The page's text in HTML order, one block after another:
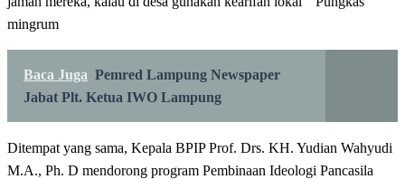
mingrum
Baca Juga Pemred Lampung Newspaper
Jabat Plt. Ketua IWO Lampung
Ditempat yang sama, Kepala BPIP Prof. Drs. KH. Yudian Wahyudi
M.A., Ph. D mendorong program Pembinaan Ideologi Pancasila